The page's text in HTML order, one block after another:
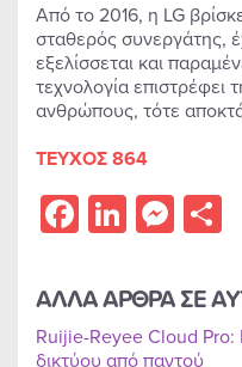
Από το 2016, η LG
σταθερός συνεργάτης,
εξελίσσεται και
τεχνολογία επιστρέφει
ανθρώπους, τότε
ΤΕΥΧΟΣ 864
Facebook
LinkedIn
ΑΛΛΑ ΑΡΘΡΑ ΣΕ
Ruijie-Reyee Cloud Pro:
δικτύου από παντού